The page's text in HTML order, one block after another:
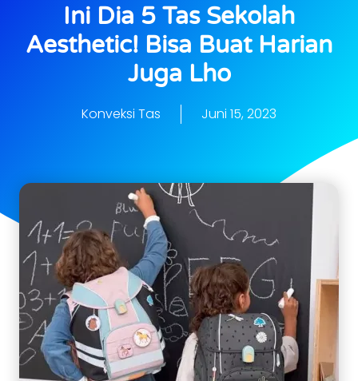
Ini Dia 5 Tas Sekolah
Aesthetic! Bisa Buat Harian
Juga Lho
Konveksi Tas Juni 15, 2023